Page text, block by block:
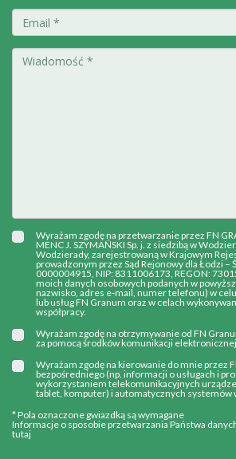
Wyrażam zgodę na przetwarzanie przez FN
MENC J. SZYMAŃSKI Sp. j. z siedzibą w
Wodzierady, zarejestrowaną w Krajowym
prowadzonym przez Sąd Rejonowy dla Łodzi –
0000004915, NIP: 8311006173, REGON:
moich danych osobowych podanych w
nazwisko, adres e-mail, numer telefonu) w
lub usług FN Granum oraz w celach
współpracy.
Wyrażam zgodę na otrzymywanie od FN
za pomocą środków komunikacji
Wyrażam zgodę na kierowanie do mnie przez
bezpośredniego (np. informacji o usługach i
wykorzystaniem telekomunikacyjnych
tablet, komputer) i automatycznych systemów
* Pola oznaczone gwiazdką są wymagane
Informacje o sposobie przetwarzania Państwa
tutaj